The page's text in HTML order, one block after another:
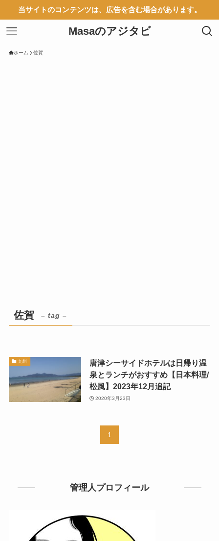
当サイトのコンテンツは、広告を含む場合があります。
Masaのアジタビ
ホーム 佐賀
佐賀 – tag –
九州
唐津シーサイドホテルは日帰り温
泉とランチがおすすめ【日本料理/
松風】2023年12月追記
2020年3月23日
1
管理人プロフィール